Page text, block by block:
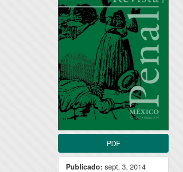
del
artículo
PDF
Publicado: sept. 3, 2014